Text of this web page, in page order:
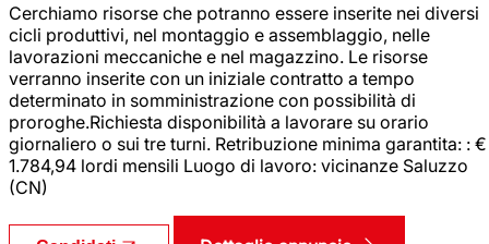
Cerchiamo risorse che potranno essere inserite nei diversi
cicli produttivi, nel montaggio e assemblaggio, nelle
lavorazioni meccaniche e nel magazzino. Le risorse
verranno inserite con un iniziale contratto a tempo
determinato in somministrazione con possibilità di
proroghe.Richiesta disponibilità a lavorare su orario
giornaliero o sui tre turni. Retribuzione minima garantita: : €
1.784,94 lordi mensili Luogo di lavoro: vicinanze Saluzzo
(CN)